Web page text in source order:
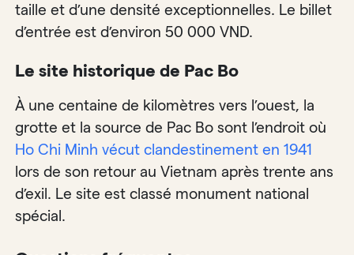
taille et d’une densité exceptionnelles. Le billet
d’entrée est d’environ 50 000 VND.
Le site historique de Pac Bo
À une centaine de kilomètres vers l’ouest, la
grotte et la source de Pac Bo sont l’endroit où
Ho Chi Minh vécut clandestinement en 1941
lors de son retour au Vietnam après trente ans
d’exil. Le site est classé monument national
spécial.